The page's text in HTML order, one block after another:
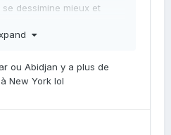
dessimine mieux et
pays dort ,il n'y a pas de
ou Abidjan y a plus de
New York lol